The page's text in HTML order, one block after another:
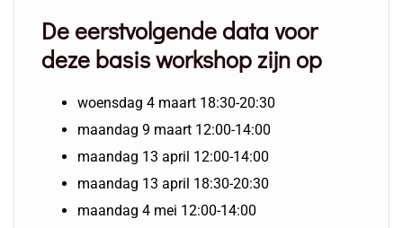
De eerstvolgende data voor
deze basis workshop zijn op
woensdag 4 maart 18:30-20:30
maandag 9 maart 12:00-14:00
maandag 13 april 12:00-14:00
maandag 13 april 18:30-20:30
maandag 4 mei 12:00-14:00